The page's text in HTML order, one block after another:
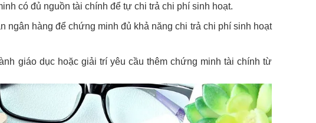
có đủ nguồn tài chính để tự chi trả chi phí sinh hoạt.
ngân hàng để chứng minh đủ khả năng chi trả chi phí sinh hoạt
giáo dục hoặc giải trí yêu cầu thêm chứng minh tài chính từ